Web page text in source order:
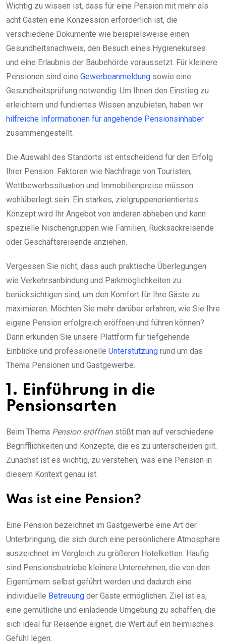
Wichtig zu wissen ist, dass für eine Pension mit mehr als
acht Gästen eine Konzession erforderlich ist, die
verschiedene Dokumente wie beispielsweise einen
Gesundheitsnachweis, den Besuch eines Hygienekurses
und eine Erlaubnis der Baubehörde voraussetzt. Für kleinere
Pensionen sind eine Gewerbeanmeldung sowie eine
Gesundheitsprüfung notwendig. Um Ihnen den Einstieg zu
erleichtern und fundiertes Wissen anzubieten, haben wir
hilfreiche Informationen für angehende Pensionsinhaber
zusammengestellt.
Die Auswahl des Standorts ist entscheidend für den Erfolg
Ihrer Pension. Faktoren wie Nachfrage von Touristen,
Wettbewerbssituation und Immobilienpreise müssen
wohlüberlegt sein. Ein starkes, zielgruppenorientiertes
Konzept wird Ihr Angebot von anderen abheben und kann
spezielle Nischengruppen wie Familien, Rucksackreisende
oder Geschäftsreisende anziehen.
Vergessen Sie nicht, dass auch praktische Überlegungen
wie Verkehrsanbindung und Parkmöglichkeiten zu
berücksichtigen sind, um den Komfort für Ihre Gäste zu
maximieren. Möchten Sie mehr darüber erfahren, wie Sie Ihre
eigene Pension erfolgreich eröffnen und führen können?
Dann erkunden Sie unsere Plattform für tiefgehende
Einblicke und professionelle Unterstützung rund um das
Thema Pensionen und Gastgewerbe.
1. Einführung in die
Pensionsarten
Beim Thema Pension eröffnenstößt man auf verschiedene
Begrifflichkeiten und Konzepte, die es zu unterscheiden gilt.
Zunächst ist es wichtig, zu verstehen, was eine Pension in
diesem Kontext genau ist.
Was ist eine Pension?
Eine Pension bezeichnet im Gastgewerbe eine Art der
Unterbringung, die sich durch eine persönlichere Atmosphäre
auszeichnet im Vergleich zu größeren Hotelketten. Häufig
sind Pensionsbetriebe kleinere Unternehmen, die von den
Eigentümern selbst geführt werden und dadurch eine
individuelle Betreuung der Gäste ermöglichen. Ziel ist es,
eine gemütliche und einladende Umgebung zu schaffen, die
sich ideal für Reisende eignet, die Wert auf ein heimisches
Gefühl legen.